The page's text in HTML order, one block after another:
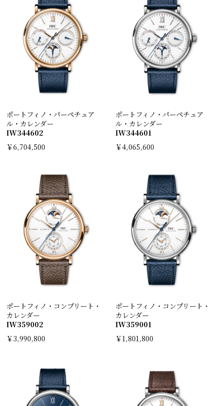
ポートフィノ・パーペチュア
ル・カレンダー
IW344602
￥6,704,500
ポートフィノ・パーペチュア
ル・カレンダー
IW344601
￥4,065,600
ポートフィノ・コンプリート・
カレンダー
IW359002
￥3,990,800
ポートフィノ・コンプリート・
カレンダー
IW359001
￥1,801,800